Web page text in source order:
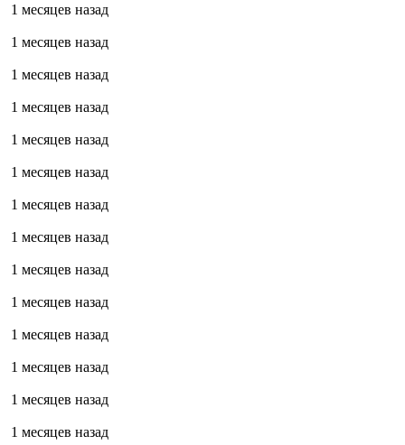
1 месяцев назад
1 месяцев назад
1 месяцев назад
1 месяцев назад
1 месяцев назад
1 месяцев назад
1 месяцев назад
1 месяцев назад
1 месяцев назад
1 месяцев назад
1 месяцев назад
1 месяцев назад
1 месяцев назад
1 месяцев назад